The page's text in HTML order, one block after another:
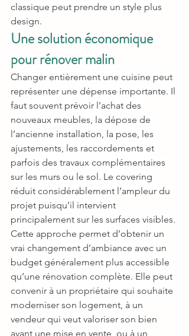
classique peut prendre un style plus
design.
Une solution économique
pour rénover malin
Changer entièrement une cuisine peut
représenter une dépense importante. Il
faut souvent prévoir l’achat des
nouveaux meubles, la dépose de
l’ancienne installation, la pose, les
ajustements, les raccordements et
parfois des travaux complémentaires
sur les murs ou le sol. Le covering
réduit considérablement l’ampleur du
projet puisqu’il intervient
principalement sur les surfaces visibles.
Cette approche permet d’obtenir un
vrai changement d’ambiance avec un
budget généralement plus accessible
qu’une rénovation complète. Elle peut
convenir à un propriétaire qui souhaite
moderniser son logement, à un
vendeur qui veut valoriser son bien
avant une mise en vente, ou à un